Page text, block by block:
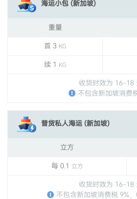
海运小包 (新加坡)
重量
首 3 KG
续 1 KG
收货时效为 16-18
不包含新加坡消费
普货私人海运 (新加坡)
立方
每 0.1 立方
收货时效为 16-18
不包含新加坡消费税 9%